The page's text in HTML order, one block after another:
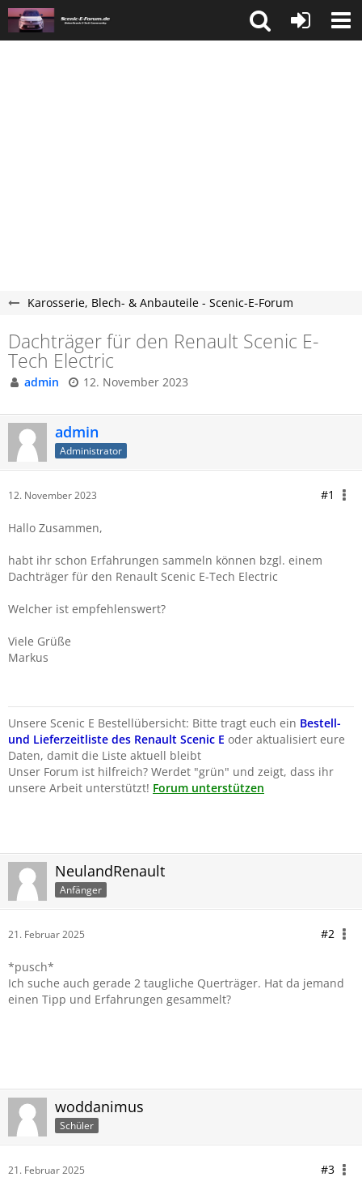
Karosserie, Blech- & Anbauteile - Scenic-E-Forum
Dachträger für den Renault Scenic E-
Tech Electric
admin 12. November 2023
admin
Administrator
12. November 2023 #1
Hallo Zusammen,
habt ihr schon Erfahrungen sammeln können bzgl. einem
Dachträger für den Renault Scenic E-Tech Electric
Welcher ist empfehlenswert?
Viele Grüße
Markus
Unsere Scenic E Bestellübersicht: Bitte tragt euch ein Bestell-
und Lieferzeitliste des Renault Scenic E oder aktualisiert eure
Daten, damit die Liste aktuell bleibt
Unser Forum ist hilfreich? Werdet "grün" und zeigt, dass ihr
unsere Arbeit unterstützt! Forum unterstützen
NeulandRenault
Anfänger
21. Februar 2025 #2
*pusch*
Ich suche auch gerade 2 taugliche Querträger. Hat da jemand
einen Tipp und Erfahrungen gesammelt?
woddanimus
Schüler
21. Februar 2025 #3